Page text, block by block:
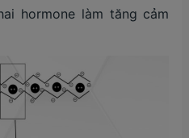
hormone làm tăng cảm